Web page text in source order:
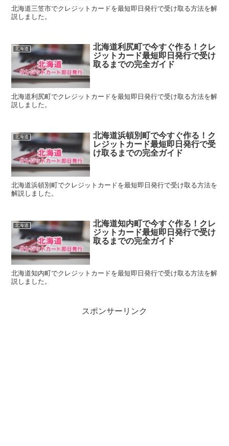
北海道三笠市でクレジットカードを最短即日発行で受け取る方法を解
説しました。
北海道
北海道利尻町で今すぐ作る！クレ
ジットカード最短即日発行で受け
取るまでの完全ガイド
北海道利尻町でクレジットカードを最短即日発行で受け取る方法を解
説しました。
北海道
北海道浜頓別町で今すぐ作る！ク
レジットカード最短即日発行で受
け取るまでの完全ガイド
北海道浜頓別町でクレジットカードを最短即日発行で受け取る方法を
解説しました。
北海道
北海道知内町で今すぐ作る！クレ
ジットカード最短即日発行で受け
取るまでの完全ガイド
北海道知内町でクレジットカードを最短即日発行で受け取る方法を解
説しました。
スポンサーリンク